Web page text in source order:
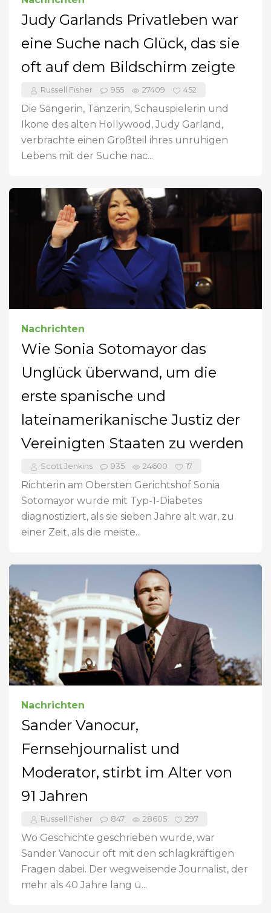
Judy Garlands Privatleben war
eine Suche nach Glück, das sie
oft auf dem Bildschirm zeigte
Russell Fisher 955 27409 452
Die Sängerin, Tänzerin, Schauspielerin und
Ikone des alten Hollywood, Judy Garland,
verbrachte einen Großteil ihres unruhigen
Lebens mit der Suche nac...
Nachrichten
Wie Sonia Sotomayor das
Unglück überwand, um die
erste spanische und
lateinamerikanische Justiz der
Vereinigten Staaten zu werden
Scott Jenkins 935 24600 17
Richterin am Obersten Gerichtshof Sonia
Sotomayor wurde mit Typ-1-Diabetes
diagnostiziert, als sie sieben Jahre alt war, zu
einer Zeit, als die meiste...
Nachrichten
Sander Vanocur,
Fernsehjournalist und
Moderator, stirbt im Alter von
91 Jahren
Russell Fisher 847 28605 297
Wo Geschichte geschrieben wurde, war
Sander Vanocur oft mit den schlagkräftigen
Fragen dabei. Der wegweisende Journalist, der
mehr als 40 Jahre lang ü...